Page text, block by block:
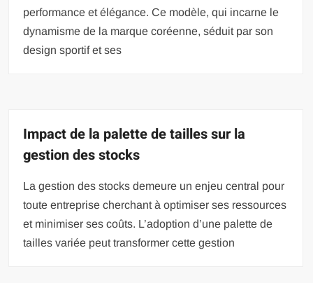
performance et élégance. Ce modèle, qui incarne le
dynamisme de la marque coréenne, séduit par son
design sportif et ses
Impact de la palette de tailles sur la
gestion des stocks
La gestion des stocks demeure un enjeu central pour
toute entreprise cherchant à optimiser ses ressources
et minimiser ses coûts. L’adoption d’une palette de
tailles variée peut transformer cette gestion